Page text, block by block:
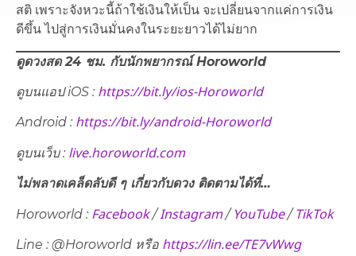
สติ เพราะจังหวะนี้ถ้าใช้เงินให้เป็น จะเปลี่ยนจากแค่การเงิน
ดีขึ้น ไปสู่การเงินมั่นคงในระยะยาวได้ไม่ยาก
ดูดวงสด 24 ชม. กับนักพยากรณ์ Horoworld
ดูบนแอป iOS : https://bit.ly/ios-Horoworld
Android : https://bit.ly/android-Horoworld
ดูบนเว็บ​ : live.horoworld.com
ไม่พลาดเคล็ดลับดี ๆ เกี่ยวกับดวง ติดตามได้ที่…
Horoworld : Facebook/Instagram/ YouTube/ TikTok
Line : @Horoworld หรือ https://lin.ee/TE7vWwg